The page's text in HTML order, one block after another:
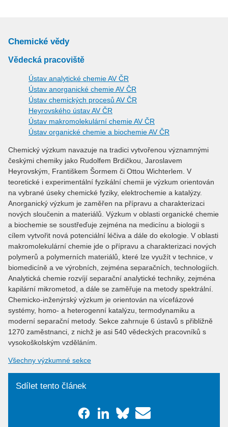
Chemické vědy
Vědecká pracoviště
Ústav analytické chemie AV ČR
Ústav anorganické chemie AV ČR
Ústav chemických procesů AV ČR
Heyrovského ústav AV ČR
Ústav makromolekulární chemie AV ČR
Ústav organické chemie a biochemie AV ČR
Chemický výzkum navazuje na tradici vytvořenou významnými
českými chemiky jako Rudolfem Brdičkou, Jaroslavem
Heyrovským, Františkem Šormem či Ottou Wichterlem. V
teoretické i experimentální fyzikální chemii je výzkum orientován
na vybrané úseky chemické fyziky, elektrochemie a katalýzy.
Anorganický výzkum je zaměřen na přípravu a charakterizaci
nových sloučenin a materiálů. Výzkum v oblasti organické chemie
a biochemie se soustřeďuje zejména na medicínu a biologii s
cílem vytvořit nová potenciální léčiva a dále do ekologie. V oblasti
makromolekulární chemie jde o přípravu a charakterizaci nových
polymerů a polymerních materiálů, které lze využít v technice, v
biomedicíně a ve výrobních, zejména separačních, technologiích.
Analytická chemie rozvíjí separační analytické techniky, zejména
kapilární mikrometod, a dále se zaměřuje na metody spektrální.
Chemicko-inženýrský výzkum je orientován na vícefázové
systémy, homo- a heterogenní katalýzu, termodynamiku a
moderní separační metody. Sekce zahrnuje 6 ústavů s přibližně
1270 zaměstnanci, z nichž je asi 540 vědeckých pracovníků s
vysokoškolským vzděláním.
Všechny výzkumné sekce
Sdílet tento článek